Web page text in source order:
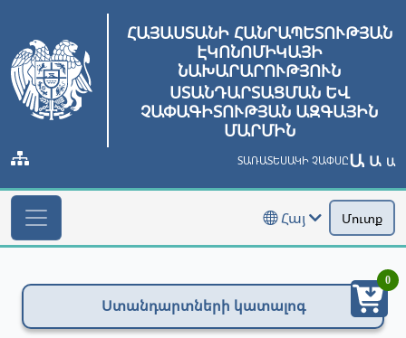
ՀԱՅԱՍՏԱՆԻ ՀԱՆՐԱՊԵՏՈՒԹՅԱՆ
ԷԿՈՆՈՄԻԿԱՅԻ
ՆԱԽԱՐԱՐՈՒԹՅՈՒՆ
ՍՏԱՆԴԱՐՏԱՑՄԱՆ ԵՎ
ՉԱՓԱԳԻՏՈՒԹՅԱՆ ԱԶԳԱՅԻՆ
ՄԱՐՄԻՆ
ՏԱՌԱՏԵՍԱԿԻ ՉԱՓՍԸԱ Ա Ա
Հայ Մուտք
Ստանդարտների կատալոգ
0